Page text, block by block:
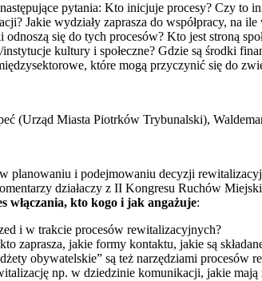
pytania: Kto inicjuje procesy? Czy to
Jakie wydziały zaprasza do współpracy, na
się do tych procesów? Kto jest stroną
kultury i społeczne? Gdzie są środki
które mogą przyczynić się do
(Urząd Miasta Piotrków Trybunalski),
planowaniu i podejmowaniu decyzji
działaczy z II Kongresu Ruchów
włączania, kto kogo i jak angażuje:
i w trakcie procesów rewitalizacyjnych?
zaprasza, jakie formy kontaktu, jakie są
obywatelskie” są też narzędziami procesów
np. w dziedzinie komunikacji, jakie